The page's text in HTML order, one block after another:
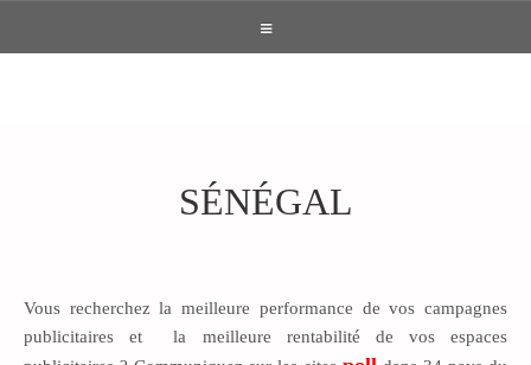
Burkina Faso
Bénin
France
Gabon
Gambie
Ghana
Guinée
Kenya
SÉNÉGAL
Vous recherchez la meilleure performance de vos campagnes
publicitaires et la meilleure rentabilité de vos espaces